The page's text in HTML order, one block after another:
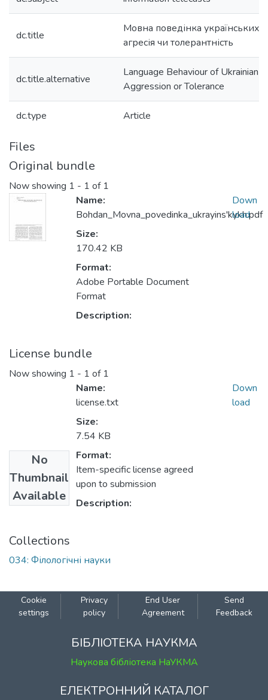
dc.title
Мовна поведінка українських
агресія чи толерантність
dc.title.alternative
Language Behaviour of Ukrainian
Aggression or Tolerance
dc.type Article
Files
Original bundle
Now showing 1 - 1 of 1
Name:
Bohdan_Movna_povedinka_ukrayins'kykh.pdf
Size:
170.42 KB
Format:
Adobe Portable Document
Format
Description:
Down
load
License bundle
Now showing 1 - 1 of 1
No
Thumbnail
Available
Name:
license.txt
Size:
7.54 KB
Format:
Item-specific license agreed
upon to submission
Description:
Down
load
Collections
034: Філологічні науки
Cookie
settings
Privacy
policy
End User
Agreement
Send
Feedback
БІБЛІОТЕКА НАУКМА
Наукова бібліотека НаУКМА
ЕЛЕКТРОННИЙ КАТАЛОГ